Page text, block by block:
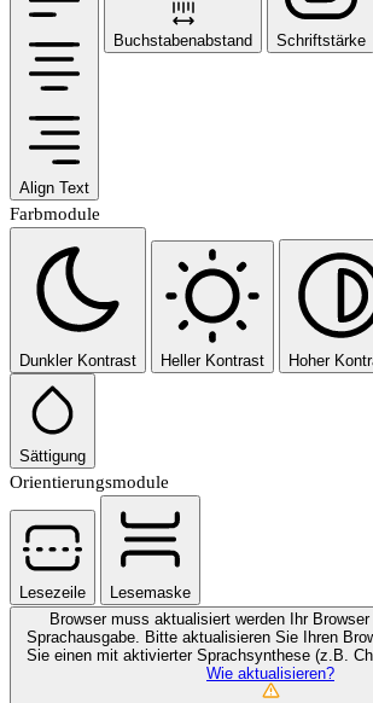
Align Text
Buchstabenabstand Schriftstärke
Farbmodule
Dunkler Kontrast Heller Kontrast Hoher
Sättigung
Orientierungsmodule
Lesezeile
Lesemaske
Browser muss aktualisiert werden
Ihr
Sprachausgabe. Bitte aktualisieren Sie Ihren
Sie einen mit aktivierter Sprachsynthese (z.B.
Wie aktualisieren?